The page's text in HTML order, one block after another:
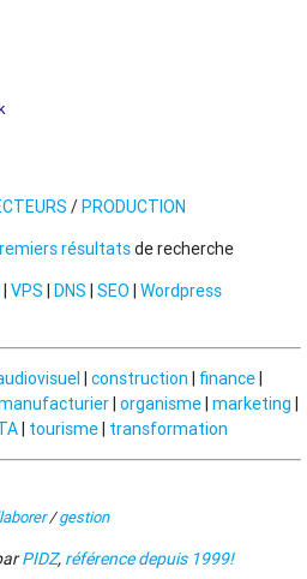
/PRODUCTION
résultatsde recherche
| VPS | DNS | SEO | Wordpress
| construction | finance|
| organisme| marketing |
| tourisme| transformation
/gestion
PIDZ, référence depuis 1999!